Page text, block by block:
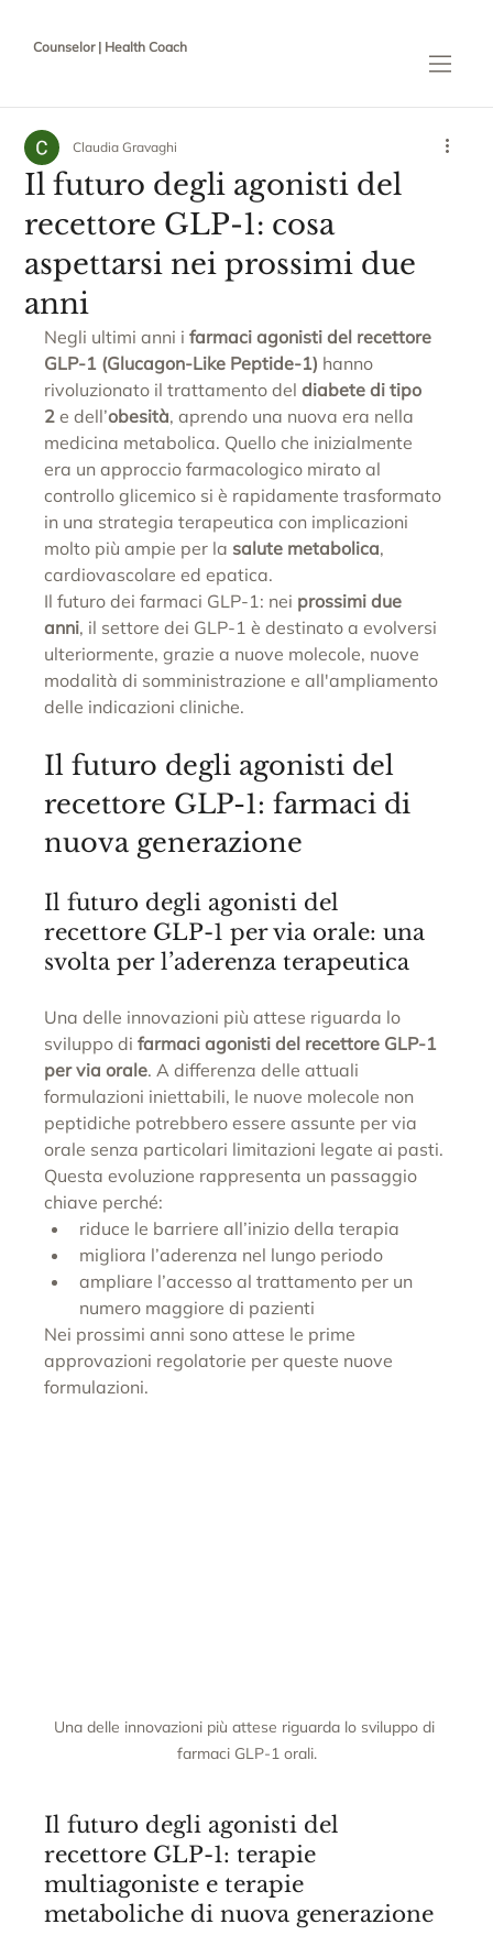
Counselor | Health Coach
Il futuro degli agonisti del
recettore GLP-1: cosa
aspettarsi nei prossimi due
anni
Claudia Gravaghi
Negli ultimi anni i farmaci agonisti del recettore
GLP-1 (Glucagon-Like Peptide-1) hanno
rivoluzionato il trattamento del diabete di tipo
2 e dell’obesità, aprendo una nuova era nella
medicina metabolica. Quello che inizialmente
era un approccio farmacologico mirato al
controllo glicemico si è rapidamente trasformato
in una strategia terapeutica con implicazioni
molto più ampie per la salute metabolica,
cardiovascolare ed epatica.
Il futuro dei farmaci GLP-1: nei prossimi due
anni, il settore dei GLP-1 è destinato a evolversi
ulteriormente, grazie a nuove molecole, nuove
modalità di somministrazione e all'ampliamento
delle indicazioni cliniche.
Il futuro degli agonisti del
recettore GLP-1: farmaci di
nuova generazione
Il futuro degli agonisti del
recettore GLP-1 per via orale: una
svolta per l’aderenza terapeutica
Una delle innovazioni più attese riguarda lo
sviluppo di farmaci agonisti del recettore GLP-1
per via orale. A differenza delle attuali
formulazioni iniettabili, le nuove molecole non
peptidiche potrebbero essere assunte per via
orale senza particolari limitazioni legate ai pasti.
Questa evoluzione rappresenta un passaggio
chiave perché:
riduce le barriere all’inizio della terapia
migliora l’aderenza nel lungo periodo
ampliare l’accesso al trattamento per un
numero maggiore di pazienti
Nei prossimi anni sono attese le prime
approvazioni regolatorie per queste nuove
formulazioni.
Una delle innovazioni più attese riguarda lo sviluppo di
farmaci GLP-1 orali.
Il futuro degli agonisti del
recettore GLP-1: terapie
multiagoniste e terapie
metaboliche di nuova generazione